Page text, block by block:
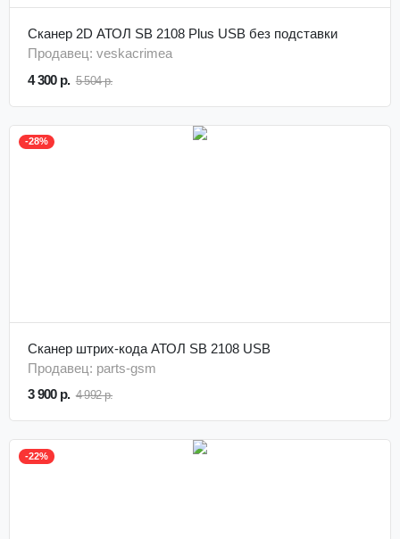
Сканер 2D АТОЛ SB 2108 Plus USB без подставки
Продавец: veskacrimea
4 300 р. 5 504 р.
-28%
Сканер штрих-кода АТОЛ SB 2108 USB
Продавец: parts-gsm
3 900 р. 4 992 р.
-22%